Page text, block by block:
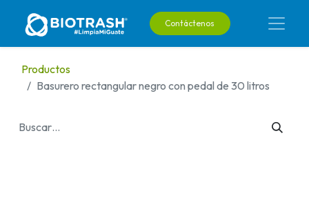
Contáctenos
Productos
Basurero rectangular negro con pedal de 30 litros